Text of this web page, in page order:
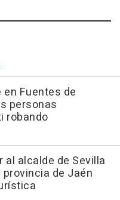
en Fuentes de
personas
robando
alcalde de Sevilla
de Jaén